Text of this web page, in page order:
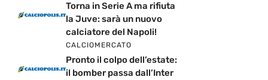
Torna in Serie A ma rifiuta
la Juve: sarà un nuovo
calciatore del Napoli!
CALCIOMERCATO
Pronto il colpo dell’estate:
il bomber passa dall’Inter